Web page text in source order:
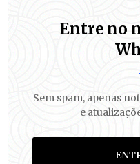
Entre no
Sem spam, apenas
e